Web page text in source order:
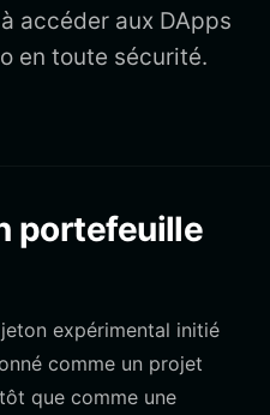
accéder aux DApps
en toute sécurité.
portefeuille
expérimental initié
comme un projet
que comme une